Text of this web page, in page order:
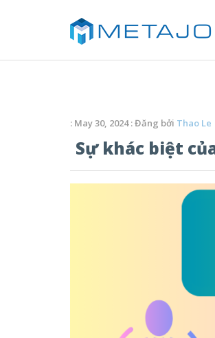
: May 30, 2024 : Đăng bởi Thao Le
Sự khác biệt